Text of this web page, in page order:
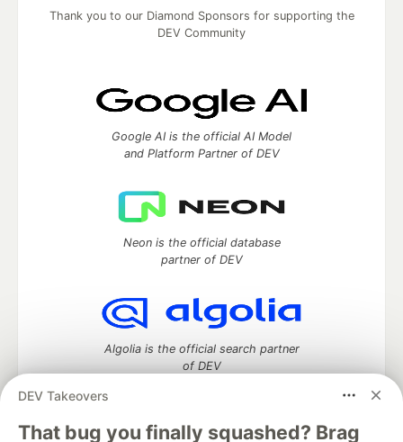
DEV Takeovers
That bug you finally squashed? Brag
Thank you to our Diamond Sponsors for supporting the
DEV Community
Google AI is the official AI Model
and Platform Partner of DEV
Neon is the official database
partner of DEV
Algolia is the official search partner
of DEV